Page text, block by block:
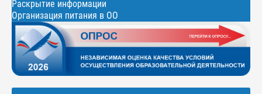
Раскрытие информации
Организация питания в ОО